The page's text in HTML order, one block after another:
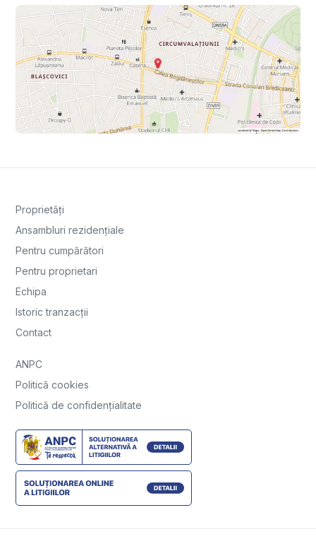
Proprietăți
Ansambluri rezidențiale
Pentru cumpărători
Pentru proprietari
Echipa
Istoric tranzacții
Contact
ANPC
Politică cookies
Politică de confidențialitate